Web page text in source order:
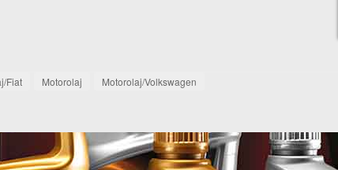
Fiat Motorolaj
Motorolaj/Volkswagen